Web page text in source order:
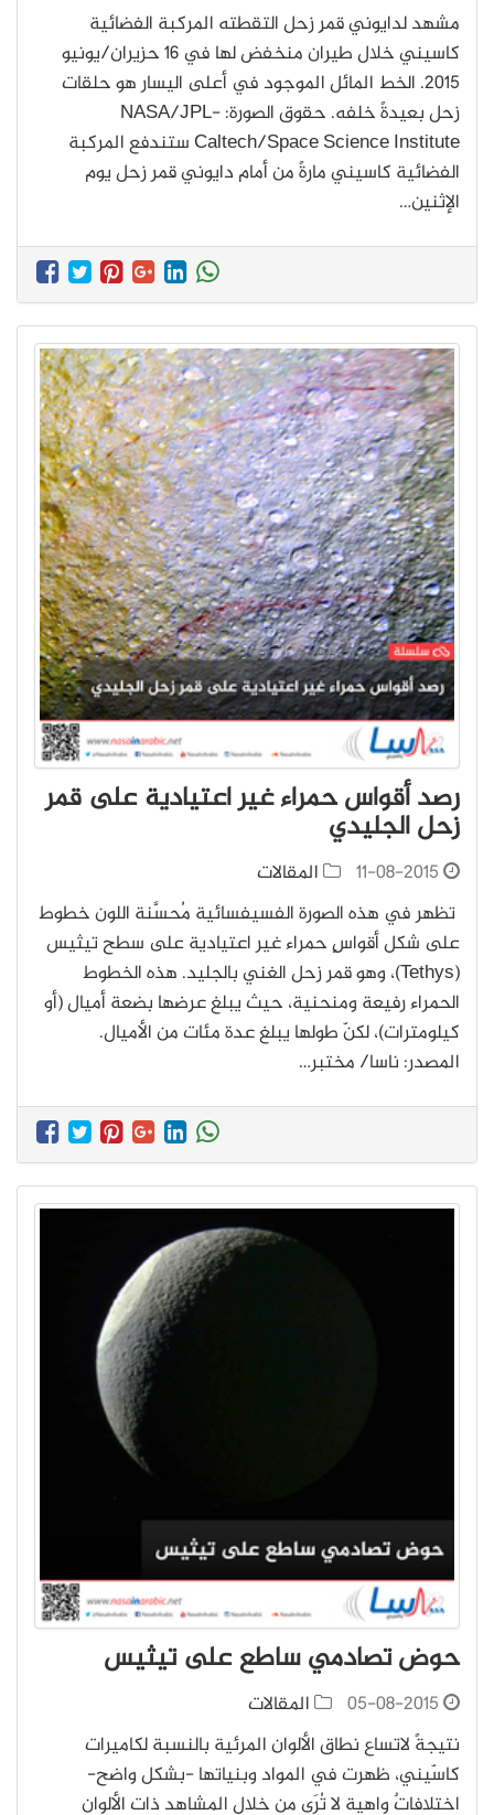
مشهد لدايوني قمرِ زحل التقطته المركبة الفضائية
كاسيني خلال طيران منخفض لها في 16 حزيران/يونيو
2015. الخط المائل الموجود في أعلى اليسار هو حلقات
زحل بعيدةً خلفه. حقوق الصورة: NASA/JPL-
Caltech/Space Science Institute ستندفع المركبة
الفضائية كاسيني مارةً من أمام دايوني قمر زحل يوم
الإثنين…
رصد أقواس حمراء غير اعتيادية على قمر
زحل الجليدي
11-08-2015
المقالات
تظهر في هذه الصورة الفسيفسائية مُحسَّنة اللون خطوط
على شكل أقواسٍ حمراء غير اعتيادية على سطح تيثيس
(Tethys)، وهو قمر زحل الغني بالجليد. هذه الخطوط
الحمراء رفيعة ومنحنية، حيث يبلغ عرضها بضعة أميال (أو
كيلومترات)، لكنّ طولها يبلغ عدة مئات من الأميال.
المصدر: ناسا/ مختبر…
حوض تصادمي ساطع على تيثيس
05-08-2015
المقالات
نتيجةً لاتساع نطاق الألوان المرئية بالنسبة لكاميرات
كاسّيني، ظهرت في المواد وبنياتها -بشكل واضح-
اختلافاتٌ واهية لا تُرَى من خلال المشاهد ذات الألوان